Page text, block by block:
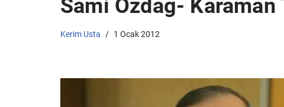
Sami Özdağ- Karaman
Kerim Usta 1 Ocak 2012